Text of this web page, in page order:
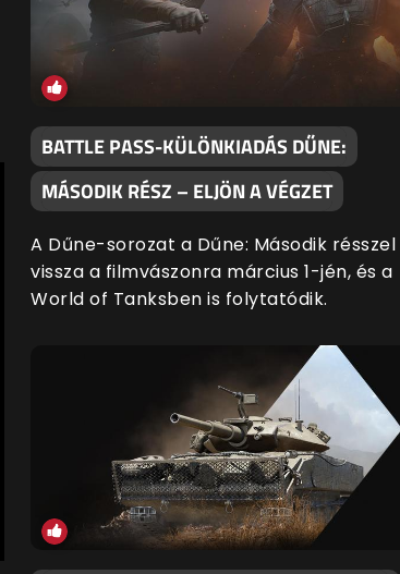
BATTLE PASS-KÜLÖNKIADÁS DŰNE:
MÁSODIK RÉSZ – ELJÖN A VÉGZET
A Dűne-sorozat a Dűne: Második
vissza a filmvászonra március 1-jén, és a
World of Tanksben is folytatódik.